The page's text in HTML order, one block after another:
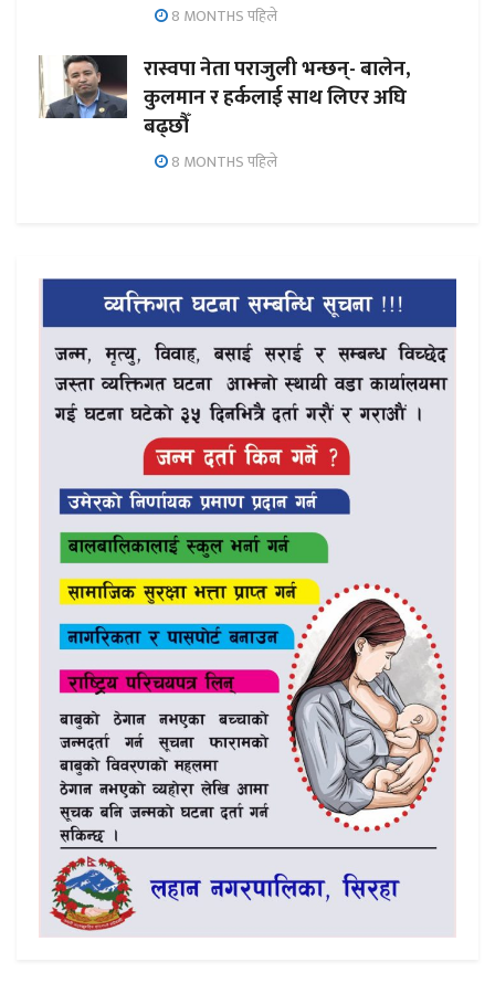
8 MONTHS पहिले
रास्वपा नेता पराजुली भन्छन्- बालेन,
कुलमान र हर्कलाई साथ लिएर अघि
बढ्छौँ
8 MONTHS पहिले